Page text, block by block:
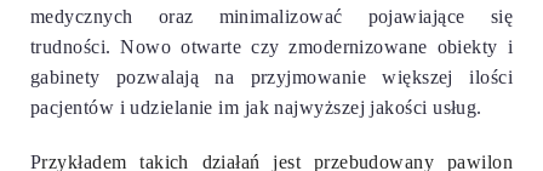
medycznych oraz minimalizować pojawiające się
trudności. Nowo otwarte czy zmodernizowane obiekty i
gabinety pozwalają na przyjmowanie większej ilości
pacjentów i udzielanie im jak najwyższej jakości usług.
Przykładem takich działań jest przebudowany pawilon